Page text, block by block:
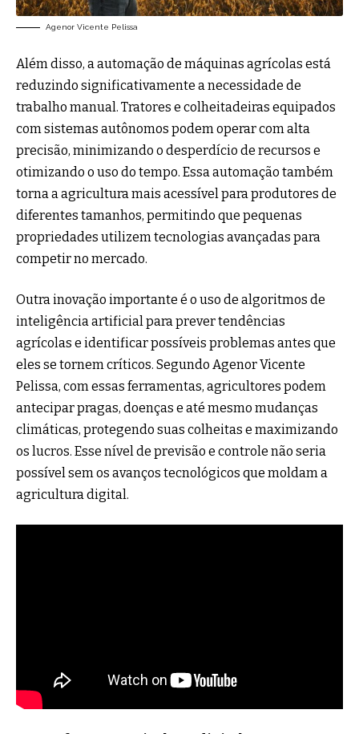
Agenor Vicente Pelissa
Além disso, a automação de máquinas agrícolas está
reduzindo significativamente a necessidade de
trabalho manual. Tratores e colheitadeiras equipados
com sistemas autônomos podem operar com alta
precisão, minimizando o desperdício de recursos e
otimizando o uso do tempo. Essa automação também
torna a agricultura mais acessível para produtores de
diferentes tamanhos, permitindo que pequenas
propriedades utilizem tecnologias avançadas para
competir no mercado.
Outra inovação importante é o uso de algoritmos de
inteligência artificial para prever tendências
agrícolas e identificar possíveis problemas antes que
eles se tornem críticos. Segundo Agenor Vicente
Pelissa, com essas ferramentas, agricultores podem
antecipar pragas, doenças e até mesmo mudanças
climáticas, protegendo suas colheitas e maximizando
os lucros. Esse nível de previsão e controle não seria
possível sem os avanços tecnológicos que moldam a
agricultura digital.